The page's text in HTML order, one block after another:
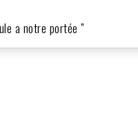
a notre portée ”